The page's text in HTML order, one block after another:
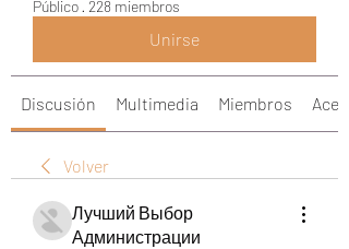
Público · 228 miembros
Unirse
Discusión Multimedia Miembros
Volver
Лучший Выбор
Администрации